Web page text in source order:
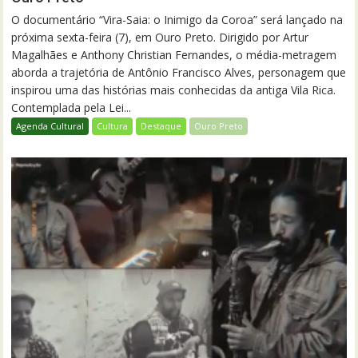
O documentário “Vira-Saia: o Inimigo da Coroa” será lançado na
próxima sexta-feira (7), em Ouro Preto. Dirigido por Artur
Magalhães e Anthony Christian Fernandes, o média-metragem
aborda a trajetória de Antônio Francisco Alves, personagem que
inspirou uma das histórias mais conhecidas da antiga Vila Rica.
Contemplada pela Lei...
Agenda Cultural Cultura Destaque Ouro Preto